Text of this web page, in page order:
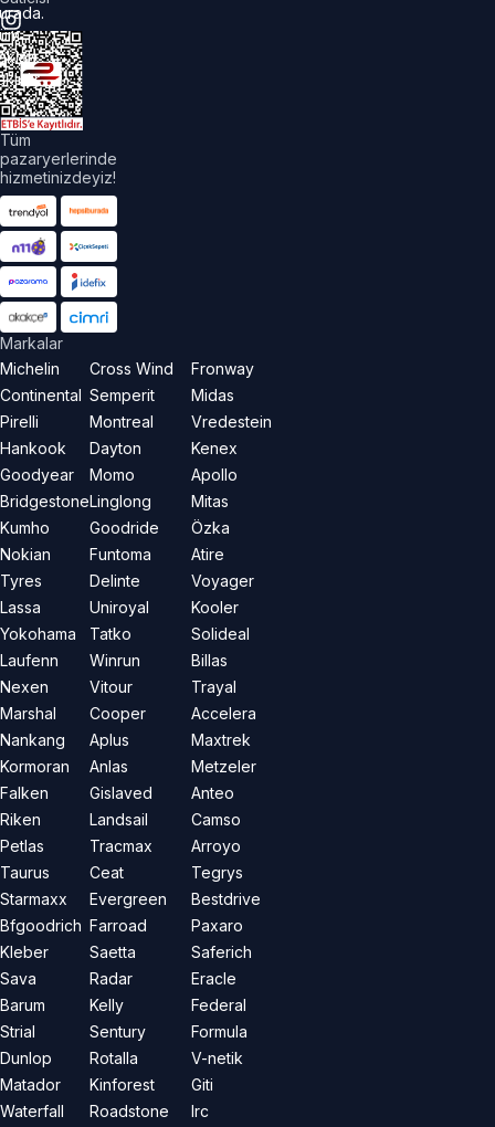
Tüm
pazaryerlerinde
hizmetinizdeyiz!
Markalar
Michelin
Continental
Pirelli
Hankook
Goodyear
Bridgestone
Kumho
Nokian
Tyres
Lassa
Yokohama
Laufenn
Nexen
Marshal
Nankang
Kormoran
Falken
Riken
Petlas
Taurus
Starmaxx
Bfgoodrich
Kleber
Sava
Barum
Strial
Dunlop
Matador
Waterfall
Cross Wind
Semperit
Montreal
Dayton
Momo
Linglong
Goodride
Funtoma
Delinte
Uniroyal
Tatko
Winrun
Vitour
Cooper
Aplus
Anlas
Gislaved
Landsail
Tracmax
Ceat
Evergreen
Farroad
Saetta
Radar
Kelly
Sentury
Rotalla
Kinforest
Roadstone
Fronway
Midas
Vredestein
Kenex
Apollo
Mitas
Özka
Atire
Voyager
Kooler
Solideal
Billas
Trayal
Accelera
Maxtrek
Metzeler
Anteo
Camso
Arroyo
Tegrys
Bestdrive
Paxaro
Saferich
Eracle
Federal
Formula
V-netik
Giti
Irc